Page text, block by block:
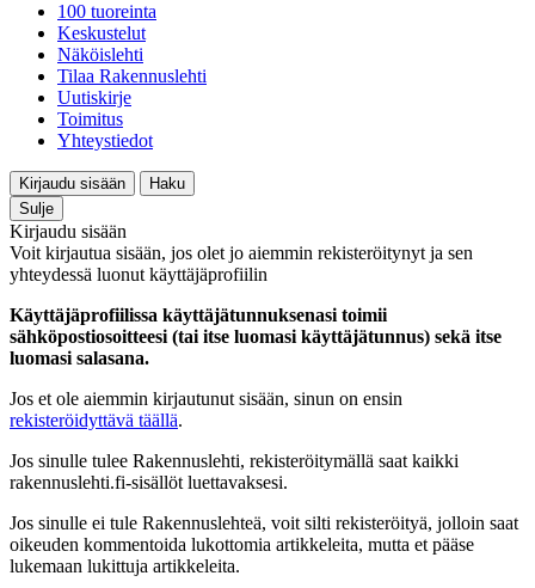
100 tuoreinta
Keskustelut
Näköislehti
Tilaa Rakennuslehti
Uutiskirje
Toimitus
Yhteystiedot
Kirjaudu sisään
Haku
Sulje
Kirjaudu sisään
Voit kirjautua sisään, jos olet jo aiemmin rekisteröitynyt ja sen
yhteydessä luonut käyttäjäprofiilin
Käyttäjäprofiilissa käyttäjätunnuksenasi toimii
sähköpostiosoitteesi (tai itse luomasi käyttäjätunnus) sekä itse
luomasi salasana.
Jos et ole aiemmin kirjautunut sisään, sinun on ensin
rekisteröidyttävä täällä.
Jos sinulle tulee Rakennuslehti, rekisteröitymällä saat kaikki
rakennuslehti.fi-sisällöt luettavaksesi.
Jos sinulle ei tule Rakennuslehteä, voit silti rekisteröityä, jolloin saat
oikeuden kommentoida lukottomia artikkeleita, mutta et pääse
lukemaan lukittuja artikkeleita.